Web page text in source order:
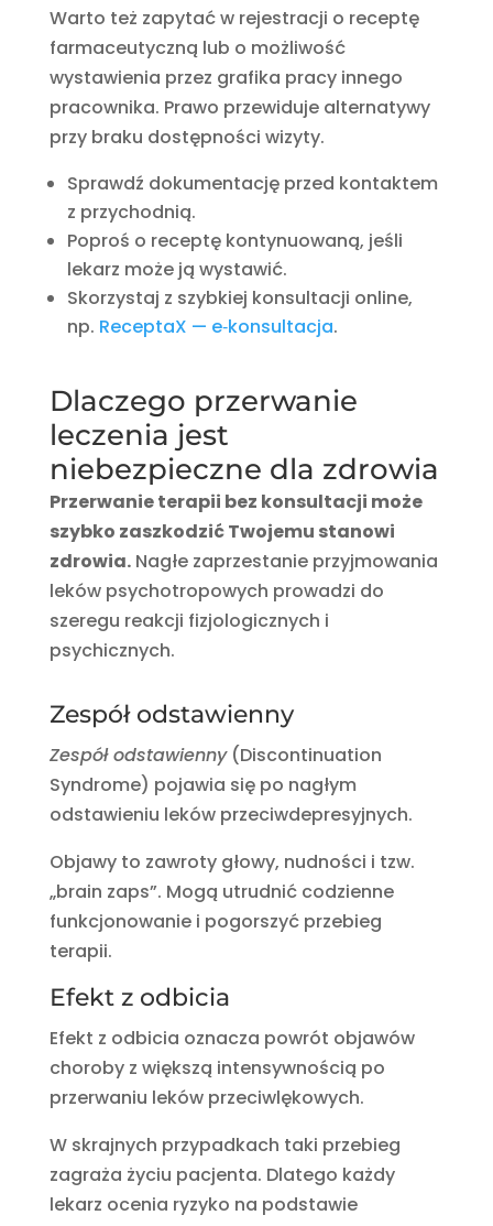
Warto też zapytać w rejestracji o receptę
farmaceutyczną lub o możliwość
wystawienia przez grafika pracy innego
pracownika. Prawo przewiduje alternatywy
przy braku dostępności wizyty.
Sprawdź dokumentację przed kontaktem
z przychodnią.
Poproś o receptę kontynuowaną, jeśli
lekarz może ją wystawić.
Skorzystaj z szybkiej konsultacji online,
np. ReceptaX — e‑konsultacja.
Dlaczego przerwanie
leczenia jest
niebezpieczne dla zdrowia
Przerwanie terapii bez konsultacji może
szybko zaszkodzić Twojemu stanowi
zdrowia.Nagłe zaprzestanie przyjmowania
leków psychotropowych prowadzi do
szeregu reakcji fizjologicznych i
psychicznych.
Zespół odstawienny
Zespół odstawienny(Discontinuation
Syndrome) pojawia się po nagłym
odstawieniu leków przeciwdepresyjnych.
Objawy to zawroty głowy, nudności i tzw.
„brain zaps”. Mogą utrudnić codzienne
funkcjonowanie i pogorszyć przebieg
terapii.
Efekt z odbicia
Efekt z odbicia oznacza powrót objawów
choroby z większą intensywnością po
przerwaniu leków przeciwlękowych.
W skrajnych przypadkach taki przebieg
zagraża życiu pacjenta. Dlatego każdy
lekarz ocenia ryzyko na podstawie